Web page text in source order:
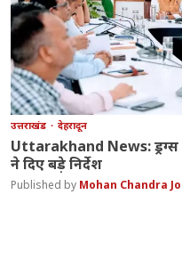
उत्तराखंड देहरादून
Uttarakhand News:
ने दिए बड़े निर्देश
Mohan Chandra